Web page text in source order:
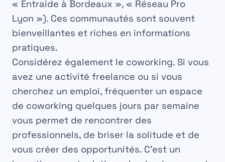
« Entraide à Bordeaux », « Réseau Pro
Lyon »). Ces communautés sont souvent
bienveillantes et riches en informations
pratiques.
Considérez également le coworking. Si vous
avez une activité freelance ou si vous
cherchez un emploi, fréquenter un espace
de coworking quelques jours par semaine
vous permet de rencontrer des
professionnels, de briser la solitude et de
vous créer des opportunités. C’est un